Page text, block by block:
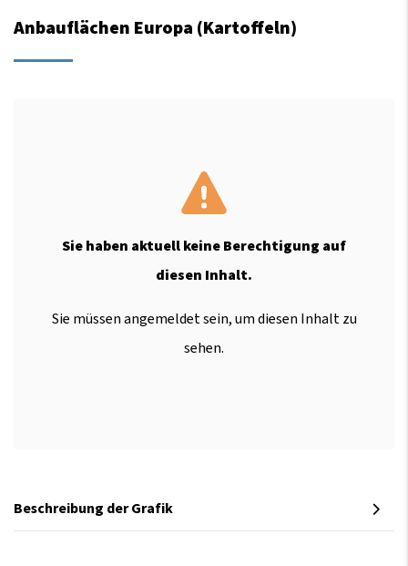
Anbauflächen Europa (Kartoffeln)
Sie haben aktuell keine Berechtigung auf
diesen Inhalt.
Sie müssen angemeldet sein, um diesen Inhalt zu
sehen.
Beschreibung der Grafik